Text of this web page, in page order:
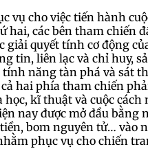
vụ cho việc tiến hành
hai, các bên tham chiến
giải quyết tính cơ động
tin, liên lạc và chỉ huy,
năng tàn phá và sát
cả hai phía tham chiến
kĩ thuật và cuộc cách
nay được mở đầu bằng
bom nguyên tử… vào
phục vụ cho chiến